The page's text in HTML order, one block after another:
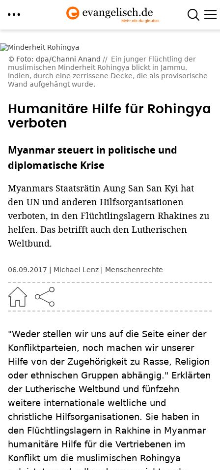
zum
InhaltFoto: dpa/Channi Anand
Ein junger Flüchtling der
muslimischen Minderheit Rohingya blickt in Jammu,
Indien, durch eine zerrissene Decke, die als provisorische
Wand aufgehängt wurde.
Humanitäre Hilfe für Rohingya
verboten
Myanmar steuert in politische und
diplomatische Krise
Myanmars Staatsrätin Aung San San Kyi hat
den UN und anderen Hilfsorganisationen
verboten, in den Flüchtlingslagern Rhakines zu
helfen. Das betrifft auch den Lutherischen
Weltbund.
06.09.2017 Michael Lenz Menschenrechte
"Weder stellen wir uns auf die Seite einer der
Konfliktparteien, noch machen wir unserer
Hilfe von der Zugehörigkeit zu Rasse, Religion
oder ethnischen Gruppen abhängig." Erklärten
der Lutherische Weltbund und fünfzehn
weitere internationale weltliche und
christliche Hilfsorganisationen. Sie haben in
den Flüchtlingslagern in Rakhine in Myanmar
humanitäre Hilfe für die Vertriebenen im
Konflikt um die muslimischen Rohingya